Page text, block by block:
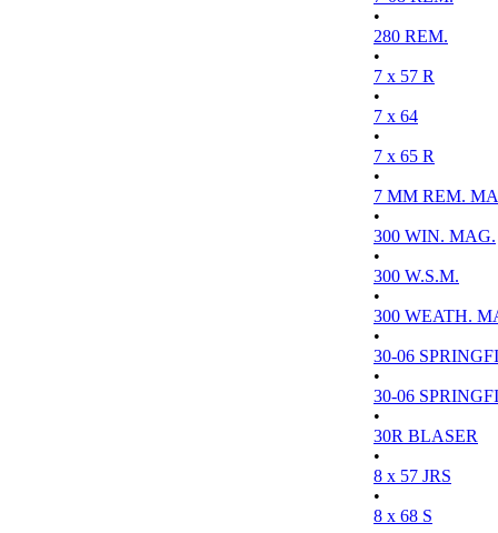
•
280 REM.
•
7 x 57 R
•
7 x 64
•
7 x 65 R
•
7 MM REM.
•
300 WIN. MAG.
•
300 W.S.M.
•
300 WEATH.
•
30-06
•
30-06
•
30R BLASER
•
8 x 57 JRS
•
8 x 68 S